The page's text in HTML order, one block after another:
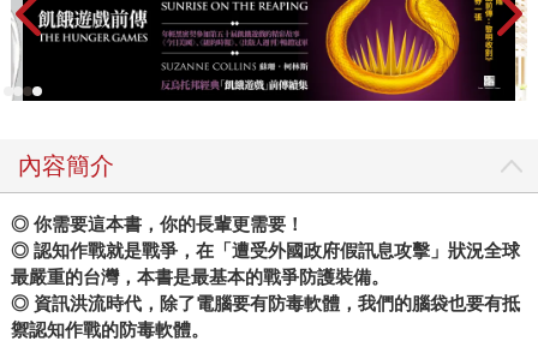
內容簡介
◎ 你需要這本書，你的長輩更需要！
◎ 認知作戰就是戰爭，在「遭受外國政府假訊息攻擊」狀況全球
最嚴重的台灣，本書是最基本的戰爭防護裝備。
◎ 資訊洪流時代，除了電腦要有防毒軟體，我們的腦袋也要有抵
禦認知作戰的防毒軟體。